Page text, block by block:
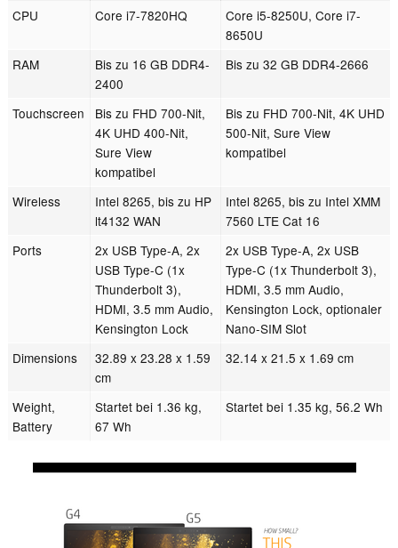
CPU Core i7-7820HQ
Core i5-8250U, Core i7-
8650U
RAM
Bis zu 16 GB DDR4-
2400
Bis zu 32 GB DDR4-2666
Touchscreen
Bis zu FHD 700-Nit,
4K UHD 400-Nit,
Sure View
kompatibel
Bis zu FHD 700-Nit, 4K UHD
500-Nit, Sure View
kompatibel
Wireless
Intel 8265, bis zu HP
lt4132 WAN
Intel 8265, bis zu Intel XMM
7560 LTE Cat 16
Ports
2x USB Type-A, 2x
USB Type-C (1x
Thunderbolt 3),
HDMI, 3.5 mm Audio,
Kensington Lock
2x USB Type-A, 2x USB
Type-C (1x Thunderbolt 3),
HDMI, 3.5 mm Audio,
Kensington Lock, optionaler
Nano-SIM Slot
Dimensions
32.89 x 23.28 x 1.59
cm
32.14 x 21.5 x 1.69 cm
Weight,
Battery
Startet bei 1.36 kg,
67 Wh
Startet bei 1.35 kg, 56.2 Wh